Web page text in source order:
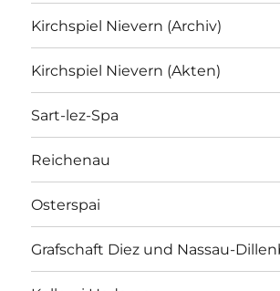
Kirchspiel Nievern (Archiv)
Kirchspiel Nievern (Akten)
Sart-lez-Spa
Reichenau
Osterspai
Grafschaft Diez und Nassau-